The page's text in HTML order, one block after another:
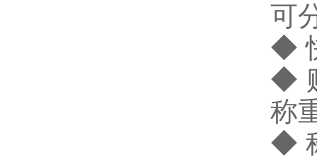
可
◆
◆
称
◆